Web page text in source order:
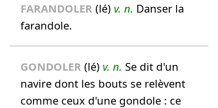
FARANDOLER (lé) v. n. Danser la
farandole.
GONDOLER (lé) v. n. Se dit d'un
navire dont les bouts se relèvent
comme ceux d'une gondole : ce